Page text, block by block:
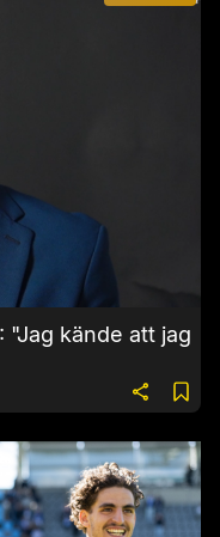
"Jag kände att jag